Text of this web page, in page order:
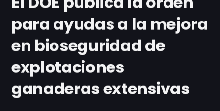
para ayudas a la mejora
en bioseguridad de
explotaciones
ganaderas extensivas